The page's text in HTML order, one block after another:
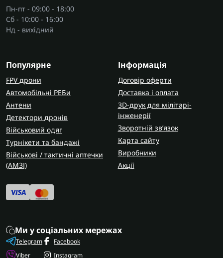
Пн-пт - 09:00 - 18:00
Сб - 10:00 - 16:00
Нд - вихідний
Популярне
FPV дрони
Автомобільні РЕБи
Антени
Детектори дронів
Військовий одяг
Турнікети та бандажі
Військові / тактичні аптечки
(AMЗІ)
Інформація
Договір оферти
Доставка і оплата
3D-друк для мілітарі-
інженерії
Зворотній зв’язок
Карта сайту
Виробники
Акції
Ми у соціальних мережах
Telegram
Viber
Facebook
Instagram